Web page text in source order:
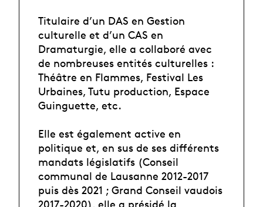
Titulaire d’un DAS en Gestion
culturelle et d’un CAS en
Dramaturgie, elle a collaboré avec
de nombreuses entités culturelles :
Théâtre en Flammes, Festival Les
Urbaines, Tutu production, Espace
Guinguette, etc.
Elle est également active en
politique et, en sus de ses différents
mandats législatifs (Conseil
communal de Lausanne 2012-2017
puis dès 2021 ; Grand Conseil vaudois
2017-2020), elle a présidé la